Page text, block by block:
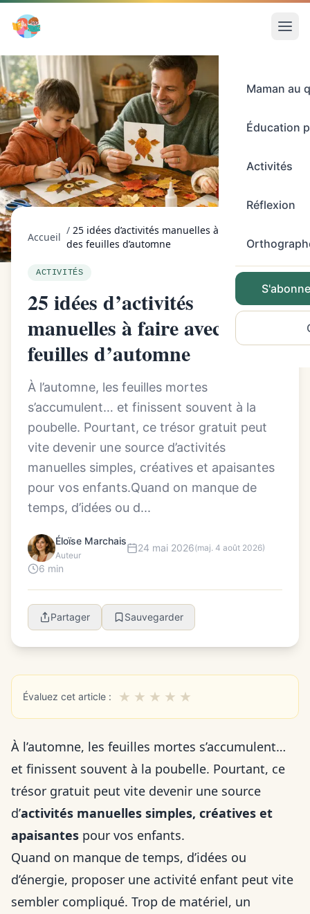
Maman au
Éducation
Activités
Réflexion
Accueil
/ 25 idées d’activités manuelles à faire avec
des feuilles d’automne
ACTIVITÉS
25 idées d’activités
manuelles à faire avec des
feuilles d’automne
À l’automne, les feuilles mortes
s’accumulent… et finissent souvent à la
poubelle. Pourtant, ce trésor gratuit peut
vite devenir une source d’activités
manuelles simples, créatives et apaisantes
pour vos enfants.Quand on manque de
temps, d’idées ou d...
Éloïse Marchais
Auteur
24 mai 2026(maj. 4 août 2026)
6 min
Partager Sauvegarder
Évaluez cet article : ★ ★ ★ ★ ★
À l’automne, les feuilles mortes s’accumulent…
et finissent souvent à la poubelle. Pourtant, ce
trésor gratuit peut vite devenir une source
d’activités manuelles simples, créatives et
apaisantes pour vos enfants.
Quand on manque de temps, d’idées ou
d’énergie, proposer une activité enfant peut vite
sembler compliqué. Trop de matériel, un